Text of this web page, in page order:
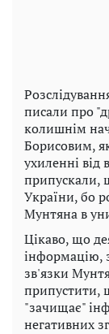
писали про
колишнім
Борисовим,
ухиленні від
припускали,
України, бо
Мунтяна в
Цікаво, що
інформацію,
зв'язки
припустити,
"зачищає"
негативних